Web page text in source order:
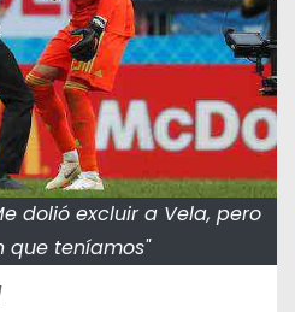
dolió excluir a Vela, pero
que teníamos"